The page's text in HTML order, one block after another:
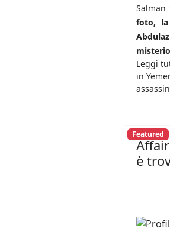
foto, la
Leggi
in
Featured
è